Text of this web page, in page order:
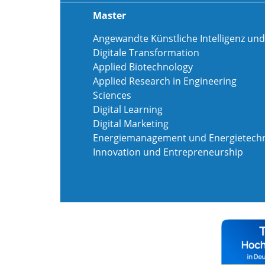
Master
Angewandte Künstliche Intelligenz und
Digitale Transformation
Applied Biotechnology
Applied Research in Engineering
Sciences
Digital Learning
Digital Marketing
Energiemanagement und
Innovation und Entrepreneurship